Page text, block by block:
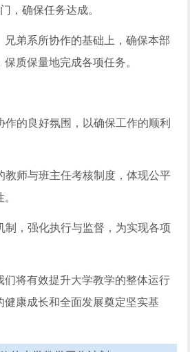
，确保任务达成。
兄弟系所协作的基础上，确保本部
质保量地完成各项任务。
作的良好氛围，以确保工作的顺利
教师与班主任考核制度，体现公平
制，强化执行与监督，为实现各项
们将有效提升大学教学的整体运行
健康成长和全面发展奠定坚实基